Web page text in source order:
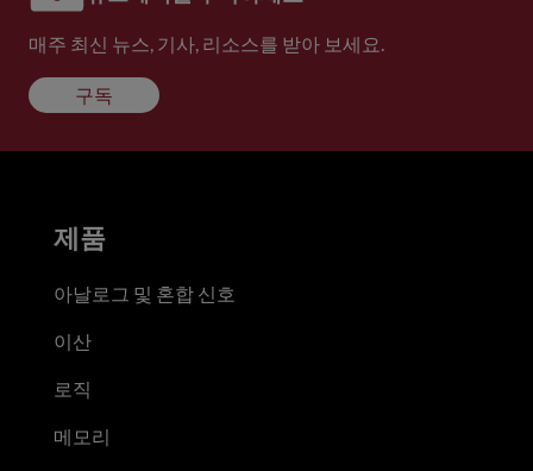
매주 최신 뉴스, 기사, 리소스를 받아 보세요.
구독
제품
아날로그 및 혼합 신호
이산
로직
메모리